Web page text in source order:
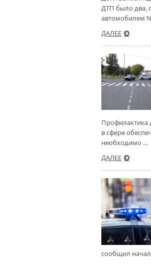
ДТП было два,
автомобилем
ДАЛЕЕ
Профилактика
в сфере
необходимо …
ДАЛЕЕ
сообщил